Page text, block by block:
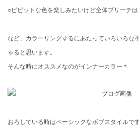
○ビビットな色を楽しみたいけど全体ブリーチ
など、カラーリングするにあたっていろいろな
ゃると思います。
そんな時にオススメなのがインナーカラー＊
おろしている時はベーシックなボブスタイルで